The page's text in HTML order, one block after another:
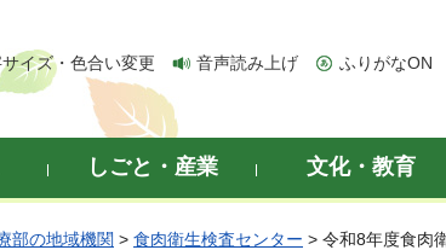
イズ・色合い変更 音声読み上げ ふりがなON
しごと・産業 文化・教育
部の地域機関 > 食肉衛生検査センター > 令和8年度食肉